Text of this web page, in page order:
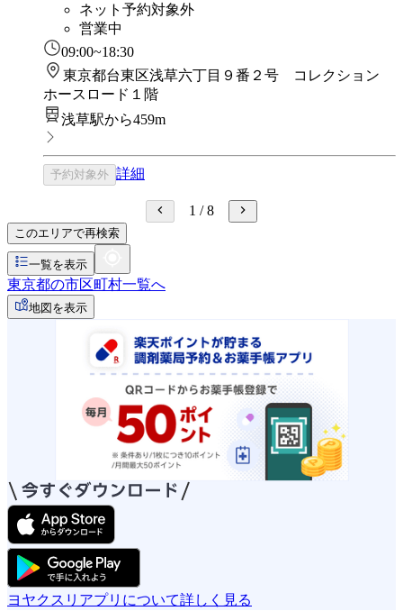
ネット予約対象外
営業中
09:00~18:30
東京都台東区浅草六丁目９番２号 コレクション
ホースロード１階
浅草駅から459m
予約対象外 詳細
1 /8
このエリアで再検索
一覧を表示
東京都の市区町村一覧へ
地図を表示
ヨヤクスリアプリについて詳しく見る